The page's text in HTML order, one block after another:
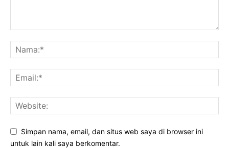
Simpan nama, email, dan situs web saya di browser ini
untuk lain kali saya berkomentar.